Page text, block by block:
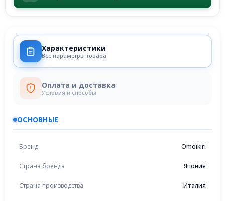
Характеристики
Все параметры товара
Оплата и доставка
Условия и способы
ОСНОВНЫЕ
Бренд Omoikiri
Страна бренда Япония
Страна производства Италия